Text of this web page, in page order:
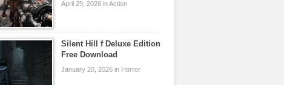
April 29, 2026 in Action
Silent Hill f Deluxe Edition
Free Download
January 20, 2026 in Horror